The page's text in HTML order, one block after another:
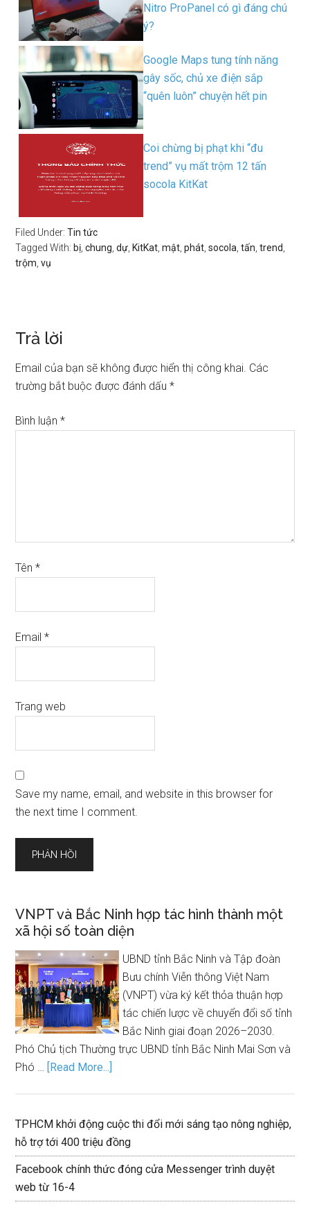
Nitro ProPanel có gì đáng chú
ý?
Google Maps tung tính năng
gây sốc, chủ xe điện sắp
“quên luôn” chuyện hết pin
Coi chừng bị phạt khi “đu
trend” vụ mất trộm 12 tấn
socola KitKat
Filed Under:Tin tức
Tagged With: bị ,chung ,dự KitKat ,mật ,phát ,socola ,tấn ,trend
trộm ,vụ
Trả lời
Email của bạn sẽ không được hiển thị công khai. Các
trường bắt buộc được đánh dấu*
Bình luận*
Tên*
Email*
Trang web
Save my name, email, and website in this browser for
the next time I comment.
VNPT và Bắc Ninh hợp tác hình thành một
xã hội số toàn diện
UBND tỉnh Bắc Ninh và Tập đoàn
Bưu chính Viễn thông Việt Nam
(VNPT) vừa ký kết thỏa thuận hợp
tác chiến lược về chuyển đổi số tỉnh
Bắc Ninh giai đoạn 2026–2030.
Phó Chủ tịch Thường trực UBND tỉnh Bắc Ninh Mai Sơn và
Phó … [Read More...]
TPHCM khởi động cuộc thi đổi mới sáng tạo nông nghiệp,
hỗ trợ tới 400 triệu đồng
Facebook chính thức đóng cửa Messenger trình duyệt
web từ 16-4